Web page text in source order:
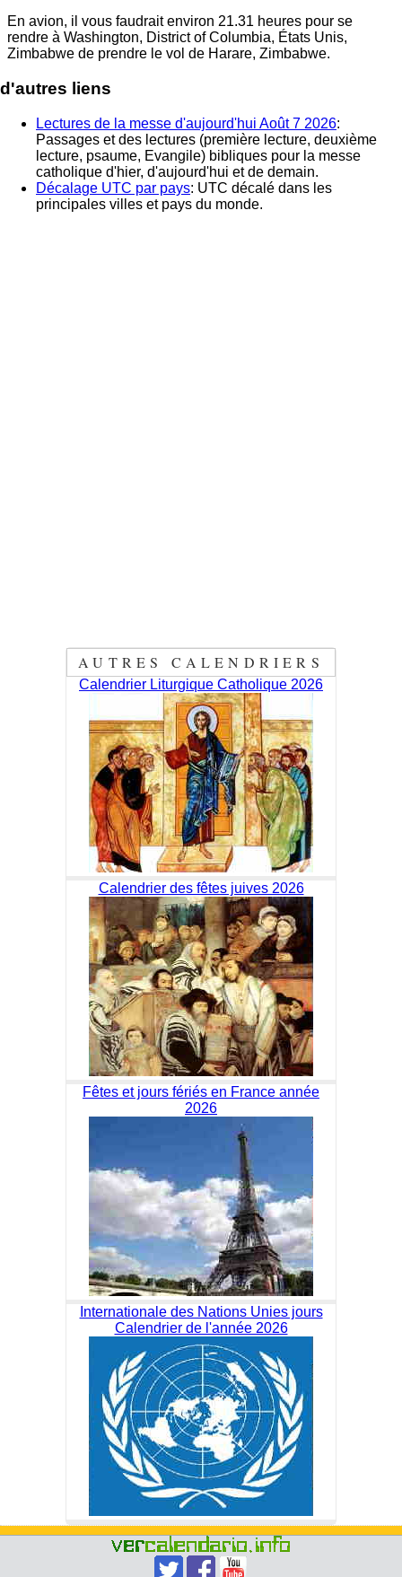
En avion, il vous faudrait environ 21.31 heures pour se
rendre à Washington, District of Columbia, États Unis,
Zimbabwe de prendre le vol de Harare, Zimbabwe.
d'autres liens
Lectures de la messe d'aujourd'hui Août 7 2026:
Passages et des lectures (première lecture, deuxième
lecture, psaume, Evangile) bibliques pour la messe
catholique d'hier, d'aujourd'hui et de demain.
Décalage UTC par pays: UTC décalé dans les
principales villes et pays du monde.
AUTRES CALENDRIERS
Calendrier Liturgique Catholique 2026
Calendrier des fêtes juives 2026
Fêtes et jours fériés en France année
2026
Internationale des Nations Unies jours
Calendrier de l'année 2026